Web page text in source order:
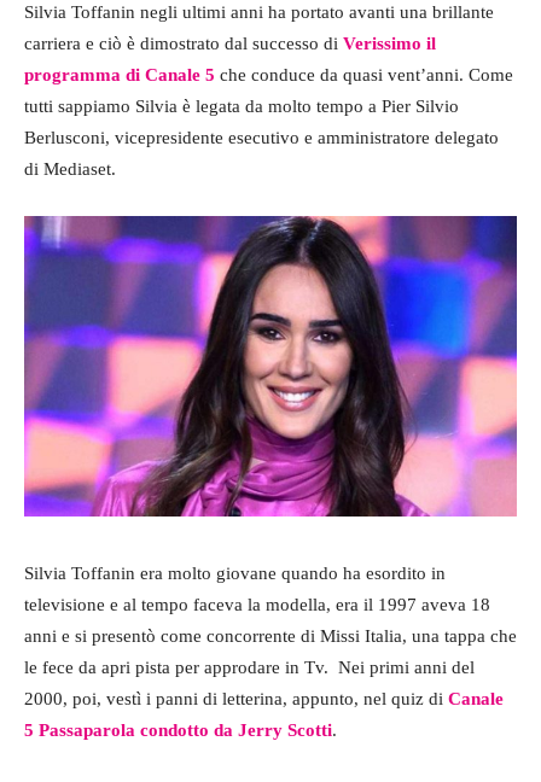
Silvia Toffanin negli ultimi anni ha portato avanti una brillante
carriera e ciò è dimostrato dal successo di Verissimo il
programma di Canale 5 che conduce da quasi vent’anni. Come
tutti sappiamo Silvia è legata da molto tempo a Pier Silvio
Berlusconi, vicepresidente esecutivo e amministratore delegato
di Mediaset.
Silvia Toffanin era molto giovane quando ha esordito in
televisione e al tempo faceva la modella, era il 1997 aveva 18
anni e si presentò come concorrente di Missi Italia, una tappa che
le fece da apri pista per approdare in Tv. Nei primi anni del
2000, poi, vestì i panni di letterina, appunto, nel quiz di Canale
5 Passaparola condotto da Jerry Scotti.